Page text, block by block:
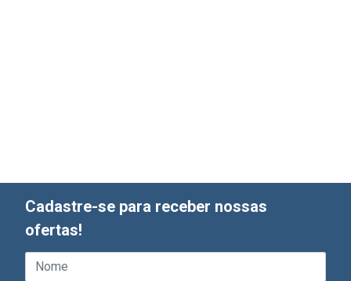
Cadastre-se para receber nossas
ofertas!